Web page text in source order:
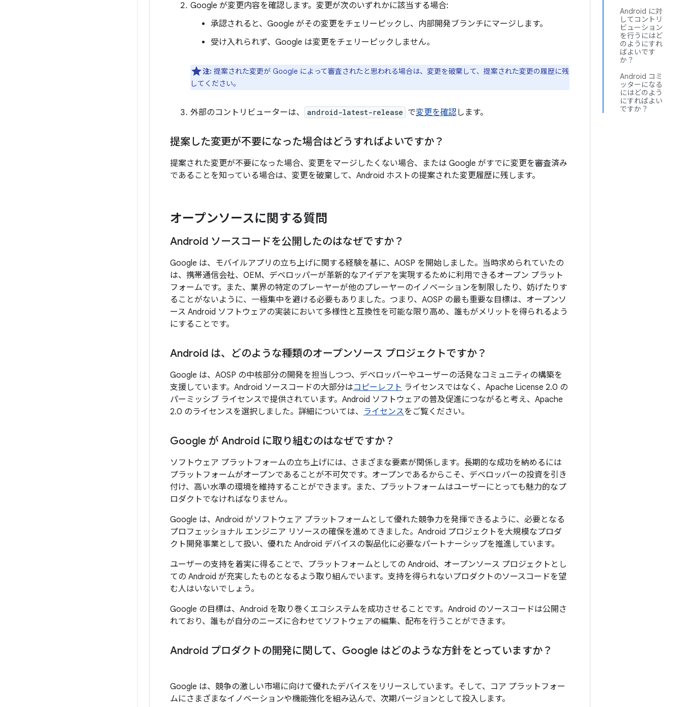
Android に対
してコントリ
ビューション
を行うにはど
のようにすれ
ばよいです
か？
Android コミ
ッターになる
にはどのよう
にすればよい
ですか？
Google が変更内容を確認します。変更が次のいずれかに該当する場合:
承認されると、Google がその変更をチェリーピックし、内部開発ブランチにマージします。
受け入れられず、Google は変更をチェリーピックしません。
注: 提案された変更が Google によって審査されたと思われる場合は、変更を破棄して、提案された変更の履歴に残
してください。
外部のコントリビューターは、 android-latest-release で変更を確認します。
提案した変更が不要になった場合はどうすればよいですか？
提案された変更が不要になった場合、変更をマージしたくない場合、または Google がすでに変更を審査済み
であることを知っている場合は、変更を破棄して、Android ホストの提案された変更履歴に残します。
オープンソースに関する質問
Android ソースコードを公開したのはなぜですか？
Google は、モバイルアプリの立ち上げに関する経験を基に、AOSP を開始しました。当時求められていたの
は、携帯通信会社、OEM、デベロッパーが革新的なアイデアを実現するために利用できるオープン プラット
フォームです。また、業界の特定のプレーヤーが他のプレーヤーのイノベーションを制限したり、妨げたりす
ることがないように、一極集中を避ける必要もありました。つまり、AOSP の最も重要な目標は、オープンソ
ース Android ソフトウェアの実装において多様性と互換性を可能な限り高め、誰もがメリットを得られるよう
にすることです。
Android は、どのような種類のオープンソース プロジェクトですか？
Google は、AOSP の中核部分の開発を担当しつつ、デベロッパーやユーザーの活発なコミュニティの構築を
支援しています。Android ソースコードの大部分はコピーレフト ライセンスではなく、Apache License 2.0 の
パーミッシブ ライセンスで提供されています。Android ソフトウェアの普及促進につながると考え、Apache
2.0 のライセンスを選択しました。詳細については、 ライセンスをご覧ください。
Google が Android に取り組むのはなぜですか？
ソフトウェア プラットフォームの立ち上げには、さまざまな要素が関係します。長期的な成功を納めるには
プラットフォームがオープンであることが不可欠です。オープンであるからこそ、デベロッパーの投資を引き
付け、高い水準の環境を維持することができます。また、プラットフォームはユーザーにとっても魅力的なプ
ロダクトでなければなりません。
Google は、Android がソフトウェア プラットフォームとして優れた競争力を発揮できるように、必要となる
プロフェッショナル エンジニア リソースの確保を進めてきました。Android プロジェクトを大規模なプロダ
クト開発事業として扱い、優れた Android デバイスの製品化に必要なパートナーシップを推進しています。
ユーザーの支持を着実に得ることで、プラットフォームとしての Android、オープンソース プロジェクトとし
ての Android が充実したものとなるよう取り組んでいます。支持を得られないプロダクトのソースコードを望
む人はいないでしょう。
Google の目標は、Android を取り巻くエコシステムを成功させることです。Android のソースコードは公開さ
れており、誰もが自分のニーズに合わせてソフトウェアの編集、配布を行うことができます。
Android プロダクトの開発に関して、Google はどのような方針をとっていますか？
Google は、競争の激しい市場に向けて優れたデバイスをリリースしています。そして、コア プラットフォー
ムにさまざまなイノベーションや機能強化を組み込んで、次期バージョンとして投入します。